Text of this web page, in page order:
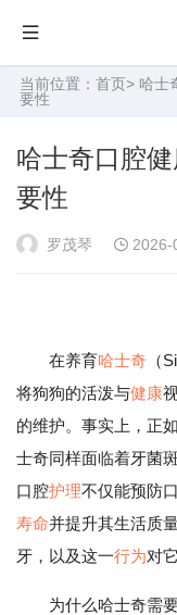
当前位置： 首页> 哈士
要性
哈士奇口腔
要性
罗茂琴 2026-
在养育哈士奇 （
将狗狗的活泼与健康
的维护。事实上，正
士奇同样面临着牙菌
口腔护理不仅能预防
寿命并提升其生活质
牙，以及这一行为对
为什么哈士奇需